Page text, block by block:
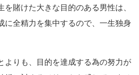
を賭けた大きな目的のある男性は、
に全精力を集中するので、一生独身
よりも、目的を達成する為の努力が